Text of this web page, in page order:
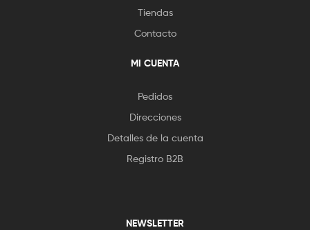
Tiendas
Contacto
MI CUENTA
Pedidos
Direcciones
Detalles de la cuenta
Registro B2B
NEWSLETTER